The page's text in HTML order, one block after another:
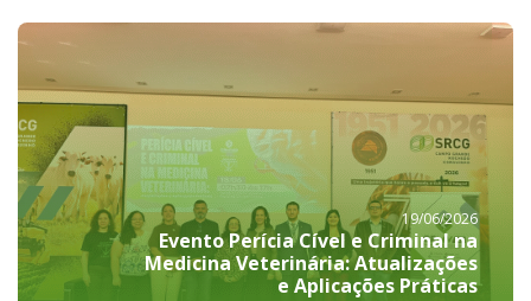
19/06/2026
Evento Perícia Cível e Criminal na
Medicina Veterinária: Atualizações
e Aplicações Práticas